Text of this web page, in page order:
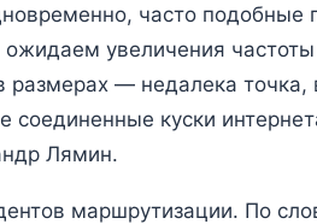
часто
увеличения
— недалека точка,
соединенные куски
Лямин.
маршрутизации. По